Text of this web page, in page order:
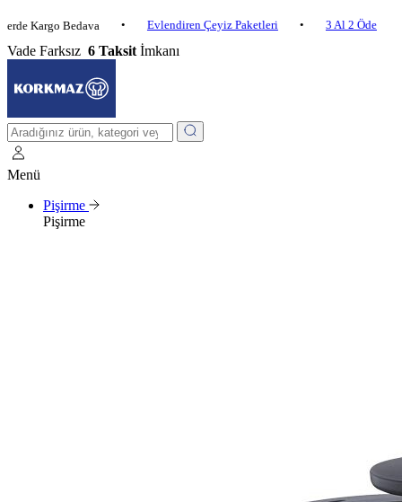
Bedava • Evlendiren Çeyiz Paketleri • 3 Al 2 Öde •
Vade Farksız 6 Taksit İmkanı
Menü
Pişirme
Pişirme